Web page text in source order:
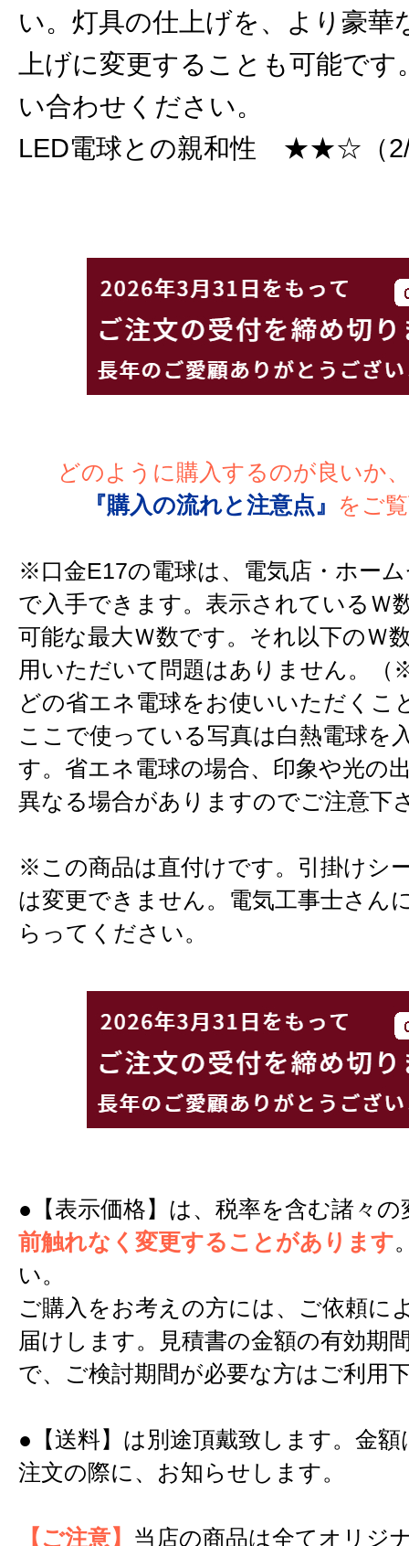
い。灯具の仕上げを、より豪華
上げに変更することも可能です
い合わせください。
LED電球との親和性 ★★☆（
どのように購入するのが良いか
『購入の流れと注意点』
をご
※口金E17の電球は、電気店・ホー
で入手できます。表示されているＷ
可能な最大Ｗ数です。それ以下のＷ
用いただいて問題はありません。（
どの省エネ電球をお使いいただくこ
ここで使っている写真は白熱電球を
す。省エネ電球の場合、印象や光の
異なる場合がありますのでご注意下
※この商品は直付けです。引掛けシ
は変更できません。電気工事士さん
らってください。
●【表示価格】は、税率を含む諸々
前触れなく変更することがあります
い。
ご購入をお考えの方には、ご依頼に
届けします。見積書の金額の有効期
で、ご検討期間が必要な方はご利用
●【送料】は別途頂戴致します。金
注文の際に、お知らせします。
【ご注意】 当店の商品は全てオリジ